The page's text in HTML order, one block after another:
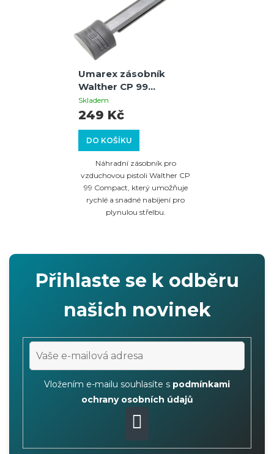
Umarex zásobník
Walther CP 99
Compact
Skladem
DO KOŠÍKU
249 Kč
Náhradní zásobník pro
vzduchovou pistoli Walther CP
99 Compact, který umožňuje
rychlé a snadné nabíjení pro
plynulou střelbu.
Přihlaste se k odběru
našich novinek
Vložením e-mailu souhlasíte s podmínkami
ochrany osobních údajů
PŘIHLÁSIT